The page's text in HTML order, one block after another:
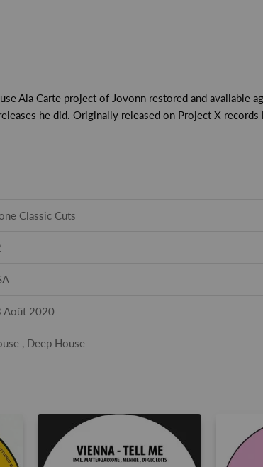
Ala Carte project of Jovonn restored and available
he did. Originally released on Project X records
Classic Cuts
Août 2020
, Deep House